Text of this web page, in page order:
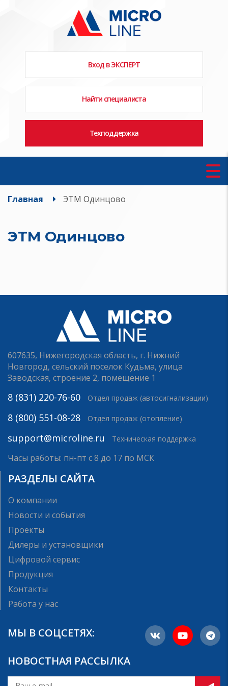
Вход в ЭКСПЕРТ
Найти специалиста
Техподдержка
Главная ЭТМ Одинцово
ЭТМ Одинцово
607635, Нижегородская область, г. Нижний
Новгород, сельский поселок Кудьма, улица
Заводская, строение 2, помещение 1
8 (831) 220-76-60 Отдел продаж (автосигнализации)
8 (800) 551-08-28 Отдел продаж (отопление)
support@microline.ru Техническая поддержка
Часы работы: пн-пт с 8 до 17 по МСК
РАЗДЕЛЫ САЙТА
О компании
Новости и события
Проекты
Дилеры и установщики
Цифровой сервис
Продукция
Контакты
Работа у нас
МЫ В СОЦСЕТЯХ:
НОВОСТНАЯ РАССЫЛКА